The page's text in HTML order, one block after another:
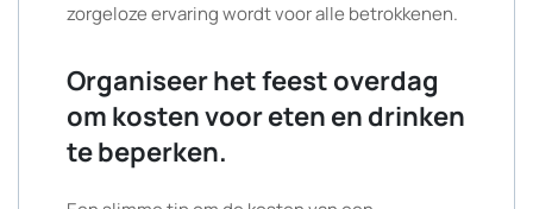
zorgeloze ervaring wordt voor alle betrokkenen.
Organiseer het feest overdag
om kosten voor eten en drinken
te beperken.